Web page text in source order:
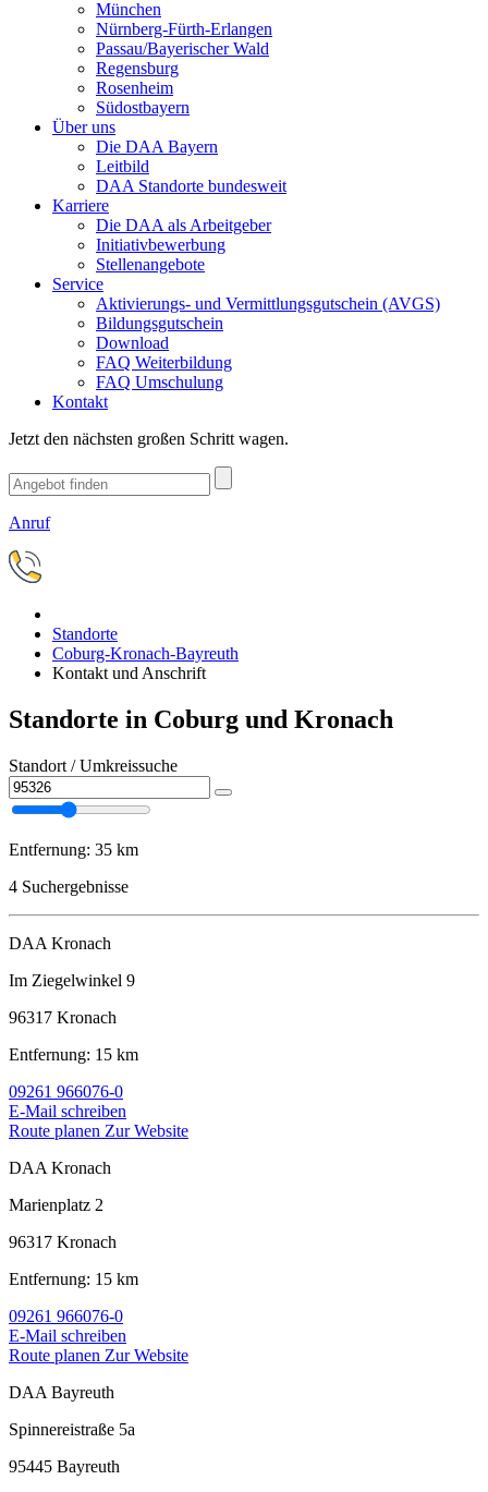
München
Nürnberg-Fürth-Erlangen
Passau/Bayerischer Wald
Regensburg
Rosenheim
Südostbayern
Über uns
Die DAA Bayern
Leitbild
DAA Standorte bundesweit
Karriere
Die DAA als Arbeitgeber
Initiativbewerbung
Stellenangebote
Service
Aktivierungs- und Vermittlungsgutschein (AVGS)
Bildungsgutschein
Download
FAQ Weiterbildung
FAQ Umschulung
Kontakt
Jetzt den nächsten großen Schritt wagen.
Anruf
Standorte
Coburg-Kronach-Bayreuth
Kontakt und Anschrift
Standorte in Coburg und Kronach
Standort / Umkreissuche
Entfernung: 35 km
4 Suchergebnisse
DAA Kronach
Im Ziegelwinkel 9
96317 Kronach
Entfernung: 15 km
09261 966076-0
E-Mail schreiben
Route planen Zur Website
DAA Kronach
Marienplatz 2
96317 Kronach
Entfernung: 15 km
09261 966076-0
E-Mail schreiben
Route planen Zur Website
DAA Bayreuth
Spinnereistraße 5a
95445 Bayreuth